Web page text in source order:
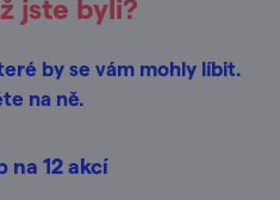
jste byli?
by se vám mohly líbit.
na ně.
na 12akcí